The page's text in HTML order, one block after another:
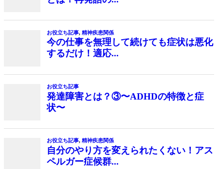
お役立ち記事, 精神疾患関係
今の仕事を無理して続けても症状は悪化
するだけ！適応...
お役立ち記事
発達障害とは？③〜ADHDの特徴と症
状〜
お役立ち記事, 精神疾患関係
自分のやり方を変えられたくない！アス
ペルガー症候群...